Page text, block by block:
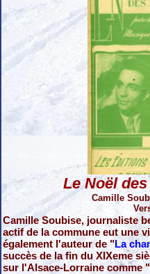
Le Noël
Camille
Camille Soubise, journaliste
actif de la commune eut une
également l'auteur de "La
succès de la fin du XIXeme
sur l'Alsace-Lorraine comme "